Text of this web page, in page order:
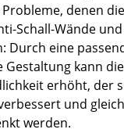
Kommoden
denen
Schall-Wände
Durch eine
Gestaltung kann die
erhöht, der
und
werden.